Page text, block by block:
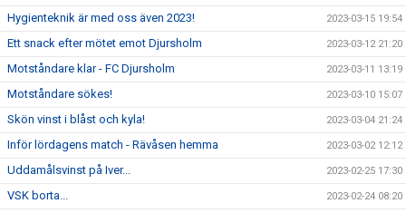
Hygienteknik är med oss även 2023! 2023-03-15 19:54
Ett snack efter mötet emot Djursholm 2023-03-12 21:20
Motståndare klar - FC Djursholm 2023-03-11 13:19
Motståndare sökes! 2023-03-10 15:07
Skön vinst i blåst och kyla! 2023-03-04 21:24
Inför lördagens match - Rävåsen hemma 2023-03-02 12:12
Uddamålsvinst på Iver... 2023-02-25 17:30
VSK borta... 2023-02-24 08:20